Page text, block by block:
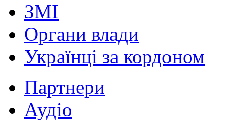
ЗМІ
Органи влади
Українці за кордоном
Партнери
Аудіо